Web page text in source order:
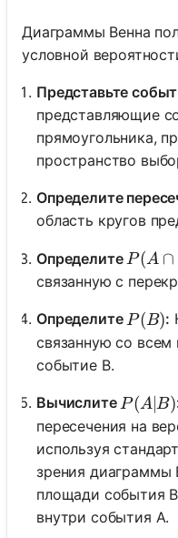
Диаграммы Венна
условной
Представьте
представляющие
прямоугольника,
пространство
Определите
область кругов
ОпределитеP(A
P(A ∩
связанную с
ОпределитеP(B)
P(B):
связанную со
событие B.
ВычислитеP(A|B)
P(A∣B)
пересечения на
используя
зрения диаграммы
площади события
внутри события A.